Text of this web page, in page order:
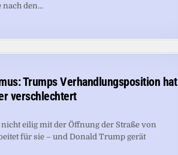
nach den...
Trumps Verhandlungsposition hat
verschlechtert
eilig mit der Öffnung der Straße von
für sie – und Donald Trump gerät